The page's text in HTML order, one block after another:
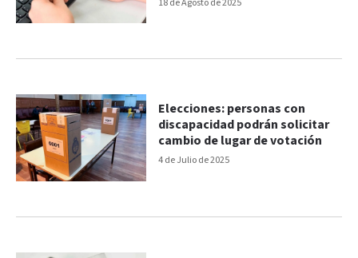
18 de Agosto de 2025
4 de Julio de 2025
Elecciones: personas con
discapacidad podrán solicitar
cambio de lugar de votación